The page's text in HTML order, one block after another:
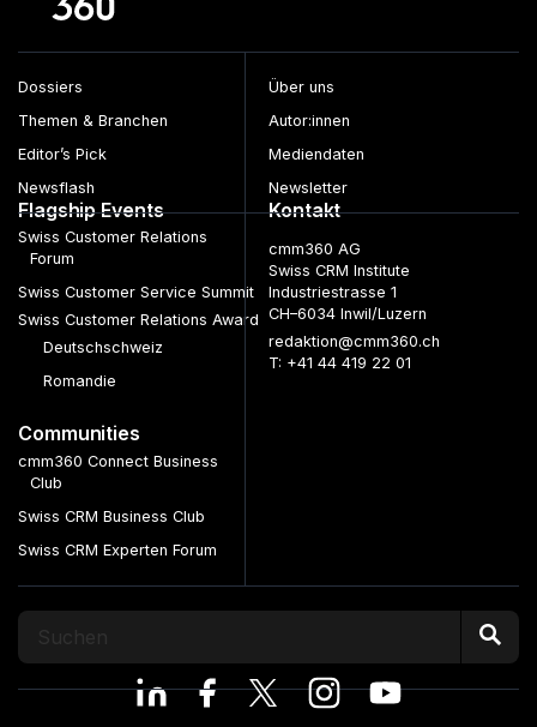
Dossiers
Themen & Branchen
Editor’s Pick
Newsflash
Über uns
Autor:innen
Mediendaten
Newsletter
Flagship Events
Swiss Customer Relations
Forum
Swiss Customer Service Summit
Swiss Customer Relations Award
Deutschschweiz
Romandie
Communities
cmm360 Connect Business
Club
Swiss CRM Business Club
Swiss CRM Experten Forum
Kontakt
cmm360 AG
Swiss CRM Institute
Industriestrasse 1
CH–6034 Inwil/Luzern
redaktion@cmm360.ch
T: +41 44 419 22 01